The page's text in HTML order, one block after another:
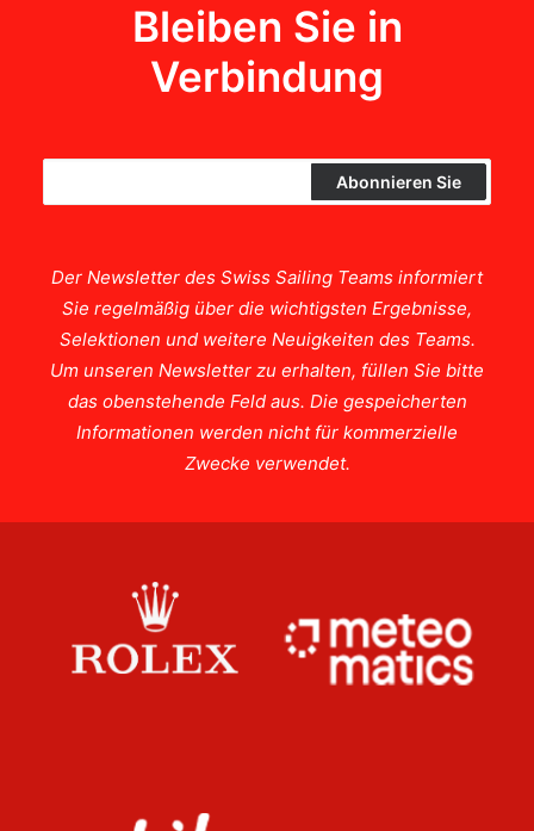
Bleiben Sie in
Verbindung
Der Newsletter des Swiss Sailing Teams informiert
Sie regelmäßig über die wichtigsten Ergebnisse,
Selektionen und weitere Neuigkeiten des Teams.
Um unseren Newsletter zu erhalten, füllen Sie bitte
das obenstehende Feld aus. Die gespeicherten
Informationen werden nicht für kommerzielle
Zwecke verwendet.